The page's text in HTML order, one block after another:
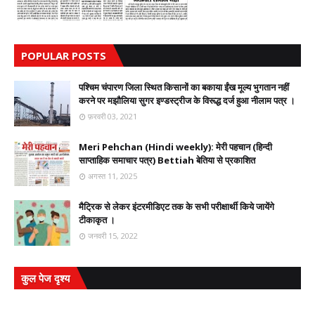
POPULAR POSTS
पश्चिम चंपारण जिला स्थित किसानों का बकाया ईंख मूल्य भुगतान नहीं
करने पर मझौलिया सुगर इण्डस्ट्रीज के विरूद्ध दर्ज हुआ नीलाम पत्र ।
फ़रवरी 03, 2021
Meri Pehchan (Hindi weekly): मेरी पहचान (हिन्दी
साप्ताहिक समाचार पत्र) Bettiah बेतिया से प्रकाशित
अगस्त 11, 2025
मैट्रिक से लेकर इंटरमीडिएट तक के सभी परीक्षार्थी किये जायेंगे
टीकाकृत ।
जनवरी 15, 2022
कुल पेज दृश्य